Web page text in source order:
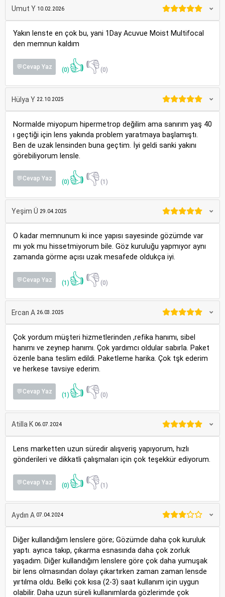
Umut Y 10.02.2026
Yakın lenste en çok bu, yani 1Day Acuvue Moist Multifocal
den memnun kaldım
💬Cevap Yaz (0) 👍👎(0)
Hülya Y 22.10.2025
Normalde miyopum hipermetrop değilim ama sanırım yaş 40
ı geçtiği için lens yakında problem yaratmaya başlamıştı.
Ben de uzak lensinden buna geçtim. İyi geldi sanki yakını
görebiliyorum lensle.
💬Cevap Yaz (0) 👍👎(1)
Yeşim Ü 29.04.2025
O kadar memnunum ki ince yapısı sayesinde gözümde var
mı yok mu hissetmiyorum bile. Göz kuruluğu yapmıyor aynı
zamanda görme açısı uzak mesafede oldukça iyi.
💬Cevap Yaz (1) 👍👎(0)
Ercan A 26.03.2025
Çok yordum müşteri hizmetlerinden ,refika hanımı, sibel
hanımı ve zeynep hanımı. Çok yardımcı oldular sabırla. Paket
özenle bana teslim edildi. Paketleme harika. Çok tşk ederim
ve herkese tavsiye ederim.
💬Cevap Yaz (1) 👍👎(0)
Atilla K 06.07.2024
Lens marketten uzun süredir alışveriş yapıyorum, hızlı
gönderileri ve dikkatli çalışmaları için çok teşekkür ediyorum.
💬Cevap Yaz (0) 👍👎(1)
Aydın A 07.04.2024
Diğer kullandığım lenslere göre; Gözümde daha çok kuruluk
yaptı. ayrıca takıp, çıkarma esnasında daha çok zorluk
yaşadım. Diğer kullandığım lenslere göre çok daha yumuşak
bir lens olmasından dolayı çıkartırken zaman zaman lensde
yırtılma oldu. Belki çok kısa (2-3) saat kullanım için uygun
olabilir. Daha uzun süreli kullanımlarda gözlerimde çok